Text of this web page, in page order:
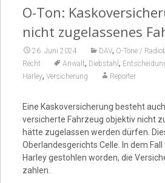
O-Ton:
nicht zugelassenes
26. Juni 2024 DAV, O-Töne /
Recht Anwalt, Diebstahl ,
Harley, Versicherung Reporter
Eine Kaskoversicherung besteht
versicherte Fahrzeug objektiv nicht
hätte zugelassen werden dürfen.
Oberlandesgerichts Celle. In dem
Harley gestohlen worden, die
zahlen.